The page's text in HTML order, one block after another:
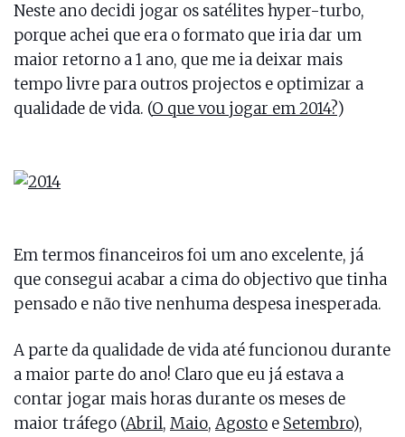
Neste ano decidi jogar os satélites hyper-turbo,
porque achei que era o formato que iria dar um
maior retorno a 1 ano, que me ia deixar mais
tempo livre para outros projectos e optimizar a
qualidade de vida. (O que vou jogar em 2014?)
Em termos financeiros foi um ano excelente, já
que consegui acabar a cima do objectivo que tinha
pensado e não tive nenhuma despesa inesperada.
A parte da qualidade de vida até funcionou durante
a maior parte do ano! Claro que eu já estava a
contar jogar mais horas durante os meses de
maior tráfego (Abril, Maio, Agosto e Setembro),